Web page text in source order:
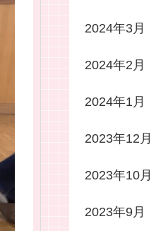
2024年3月
2024年2月
2024年1月
2023年12月
2023年10月
2023年9月